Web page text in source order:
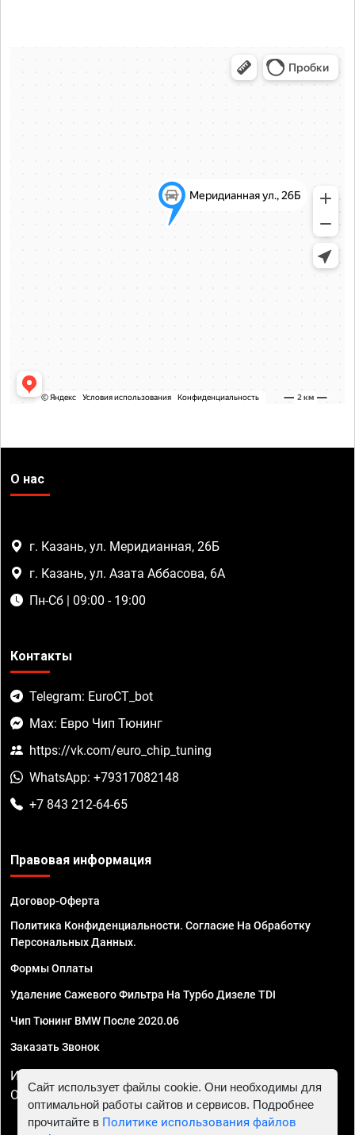
О нас
г. Казань, ул. Меридианная, 26Б
г. Казань, ул. Азата Аббасова, 6А
Пн-Сб | 09:00 - 19:00
Контакты
Telegram: EuroCT_bot
Max: Евро Чип Тюнинг
https://vk.com/euro_chip_tuning
WhatsApp: +79317082148
+7 843 212-64-65
Правовая информация
Договор-Оферта
Политика Конфиденциальности. Согласие На Обработку
Персональных Данных.
Формы Оплаты
Удаление Сажевого Фильтра На Турбо Дизеле TDI
Чип Тюнинг BMW После 2020.06
Заказать Звонок
ИП Смирнов Георгий Павлович. ИНН 781302555843,
ОГРНИП 324470400032610
Сайт использует файлы cookie. Они необходимы для
оптимальной работы сайтов и сервисов. Подробнее
прочитайте в Политике использования файлов